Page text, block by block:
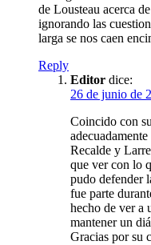
de Lousteau acerca
ignorando las
larga se nos caen
Reply
Editor dice:
26 de junio de
Coincido con
Recalde y
que ver con lo
pudo defender
fue parte
hecho de ver a
mantener un
Gracias por su